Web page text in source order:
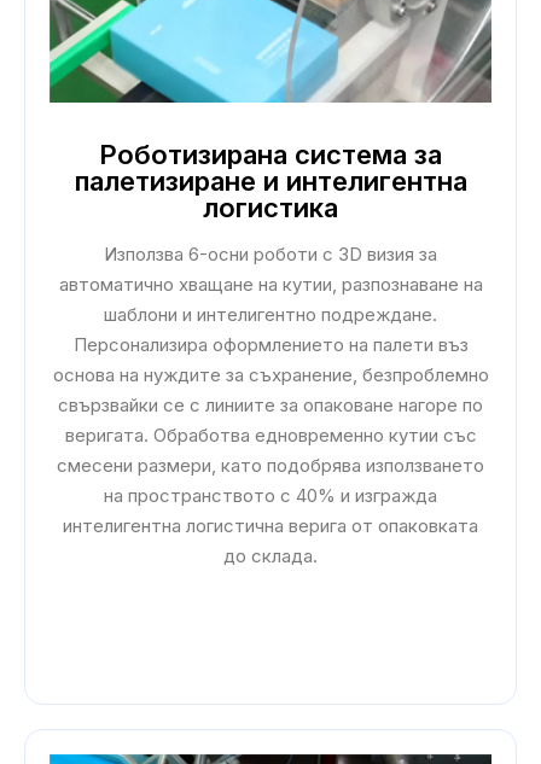
Роботизирана система за
палетизиране и интелигентна
логистика
Използва 6-осни роботи с 3D визия за
автоматично хващане на кутии, разпознаване на
шаблони и интелигентно подреждане.
Персонализира оформлението на палети въз
основа на нуждите за съхранение, безпроблемно
свързвайки се с линиите за опаковане нагоре по
веригата. Обработва едновременно кутии със
смесени размери, като подобрява използването
на пространството с 40% и изгражда
интелигентна логистична верига от опаковката
до склада.